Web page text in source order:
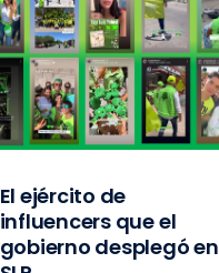
El ejército de
influencers que el
gobierno desplegó en